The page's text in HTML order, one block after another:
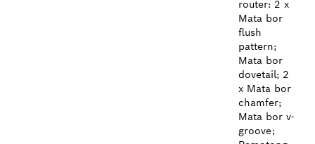
router: 2 x
Mata bor
flush
pattern;
Mata bor
dovetail; 2
x Mata bor
chamfer;
Mata bor v-
groove;